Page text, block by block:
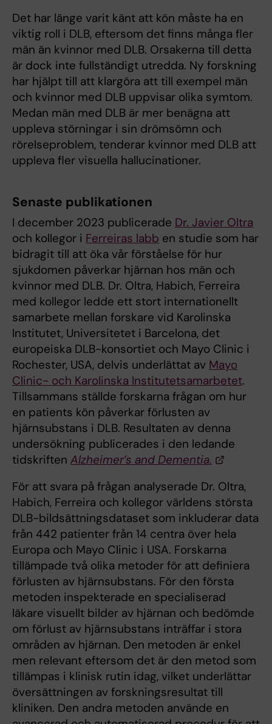
Det har länge varit känt att kön måste ha en
viktig roll i DLB, eftersom det finns många fler
män än kvinnor med DLB. Orsakerna till detta
är dock inte fullständigt utredda. Ny forskning
har hjälpt till att klargöra att till exempel män
och kvinnor med DLB uppvisar olika symtom.
Medan män med DLB är mer benägna att
uppleva störningar i sin drömsömn och
rörelseproblem, tenderar kvinnor med DLB att
uppleva fler visuella hallucinationer.
Senaste publikationen
I december 2023 publicerade Dr. Javier Oltra
och kollegor i Ferreiras labb en studie som har
bidragit till att öka vår förståelse för hur
sjukdomen påverkar hjärnan hos män och
kvinnor med DLB. Dr. Oltra, Habich, Ferreira
med kollegor ledde ett stort internationellt
samarbete mellan forskare vid Karolinska
Institutet, Universitetet i Barcelona, det
europeiska DLB-konsortiet och Mayo Clinic i
Rochester, USA, delvis underlättat av Mayo
Clinic- och Karolinska Institutetsamarbetet.
Tillsammans ställde forskarna frågan om hur
en patients kön påverkar förlusten av
hjärnsubstans i DLB. Resultaten av denna
undersökning publicerades i den ledande
tidskriften Alzheimer’s and Dementia.
För att svara på frågan analyserade Dr. Oltra,
Habich, Ferreira och kollegor världens största
DLB-bildsättningsdataset som inkluderar data
från 442 patienter från 14 centra över hela
Europa och Mayo Clinic i USA. Forskarna
tillämpade två olika metoder för att definiera
förlusten av hjärnsubstans. För den första
metoden inspekterade en specialiserad
läkare visuellt bilder av hjärnan och bedömde
om förlust av hjärnsubstans inträffar i stora
områden av hjärnan. Den metoden är enkel
men relevant eftersom det är den metod som
tillämpas i klinisk rutin idag, vilket underlättar
översättningen av forskningsresultat till
kliniken. Den andra metoden använde en